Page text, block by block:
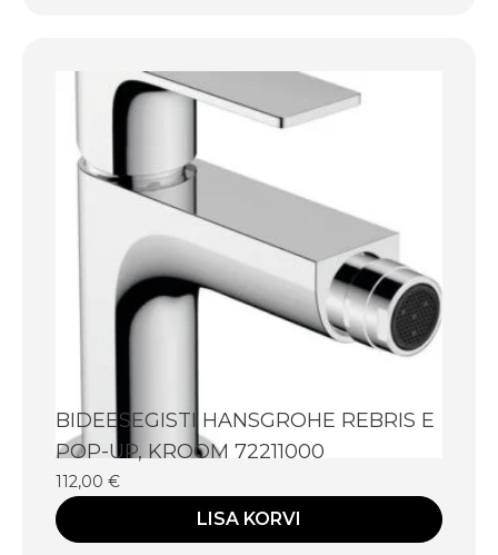
BIDEESEGISTI HANSGROHE REBRIS E
POP-UP, KROOM 72211000
112,00 €
LISA KORVI